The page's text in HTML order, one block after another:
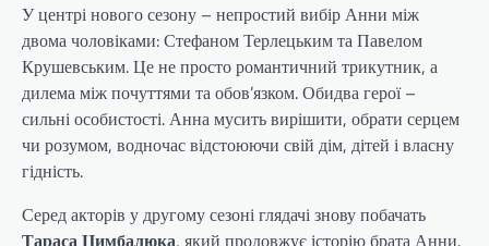
У центрі нового сезону – непростий вибір Анни між
двома чоловіками: Стефаном Терлецьким та Павелом
Крушевським. Це не просто романтичний трикутник, а
дилема між почуттями та обов’язком. Обидва герої –
сильні особистості. Анна мусить вирішити, обрати серцем
чи розумом, водночас відстоюючи свій дім, дітей і власну
гідність.
Серед акторів у другому сезоні глядачі знову побачать